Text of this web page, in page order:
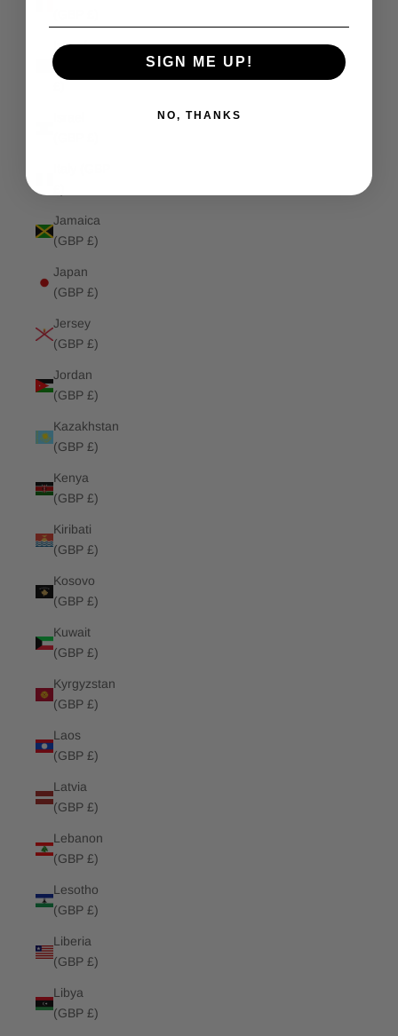
Isle of
Man (GBP
Jamaica
(GBP £)
Japan
(GBP £)
Jersey
(GBP £)
Jordan
(GBP £)
Kazakhstan
(GBP £)
Kenya
(GBP £)
Kiribati
(GBP £)
Kosovo
(GBP £)
Kuwait
(GBP £)
Kyrgyzstan
(GBP £)
Laos
(GBP £)
Latvia
(GBP £)
Lebanon
(GBP £)
Lesotho
(GBP £)
Liberia
(GBP £)
Libya
(GBP £)
SIGN ME UP!
NO, THANKS